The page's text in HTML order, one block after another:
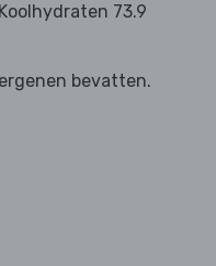
Koolhydraten 73.9
bevatten.